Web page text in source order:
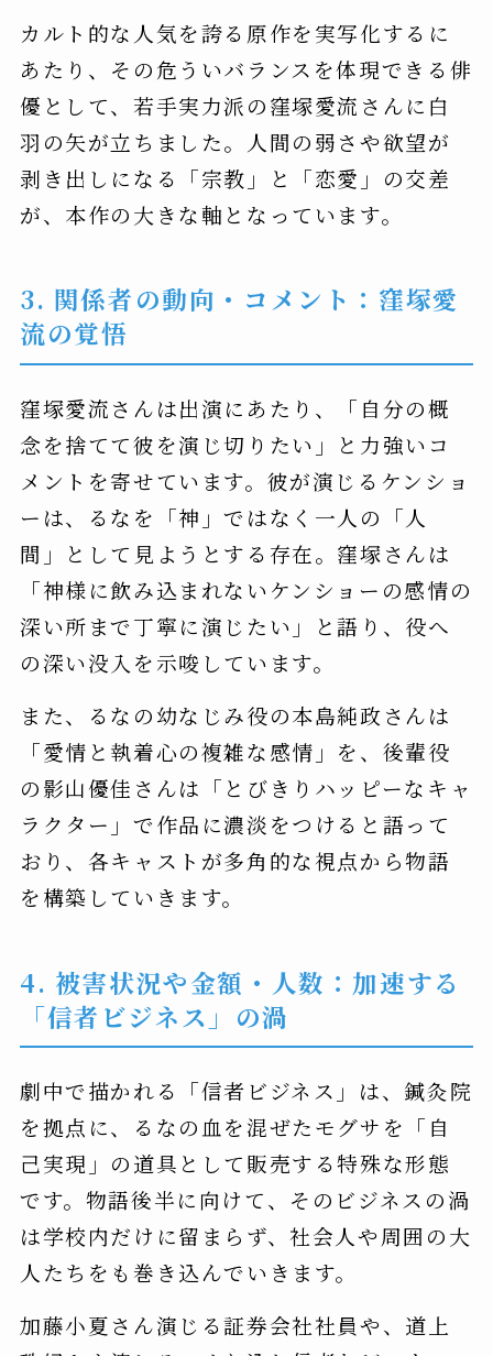
カルト的な人気を誇る原作を実写化するに
あたり、その危ういバランスを体現できる俳
優として、若手実力派の窪塚愛流さんに白
羽の矢が立ちました。人間の弱さや欲望が
剥き出しになる「宗教」と「恋愛」の交差
が、本作の大きな軸となっています。
3. 関係者の動向・コメント：窪塚愛
流の覚悟
窪塚愛流さんは出演にあたり、「自分の概
念を捨てて彼を演じ切りたい」と力強いコ
メントを寄せています。彼が演じるケンショ
ーは、るなを「神」ではなく一人の「人
間」として見ようとする存在。窪塚さんは
「神様に飲み込まれないケンショーの感情の
深い所まで丁寧に演じたい」と語り、役へ
の深い没入を示唆しています。
また、るなの幼なじみ役の本島純政さんは
「愛情と執着心の複雑な感情」を、後輩役
の影山優佳さんは「とびきりハッピーなキャ
ラクター」で作品に濃淡をつけると語って
おり、各キャストが多角的な視点から物語
を構築していきます。
4. 被害状況や金額・人数：加速する
「信者ビジネス」の渦
劇中で描かれる「信者ビジネス」は、鍼灸院
を拠点に、るなの血を混ぜたモグサを「自
己実現」の道具として販売する特殊な形態
です。物語後半に向けて、そのビジネスの渦
は学校内だけに留まらず、社会人や周囲の大
人たちをも巻き込んでいきます。
加藤小夏さん演じる証券会社社員や、道上